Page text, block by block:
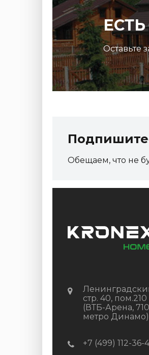
Артикул: DPK-2329
Оставьте
Обещаем, что не
стр. 40, пом.210
(ВТБ-Арена,
метро Динамо)
+7 (499) 112-36-